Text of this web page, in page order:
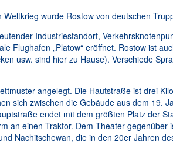
Weltkrieg wurde Rostow von deutschen
Industriestandort,
Flughafen „Platow“ eröffnet. Rostow ist
usw. sind hier zu Hause). Verschiede
angelegt. Die Hautstraße ist drei
sich zwischen die Gebäude aus dem 19.
endet mit dem größten Platz der
an einen Traktor. Dem Theater
Nachitschewan, die in den 20er Jahren